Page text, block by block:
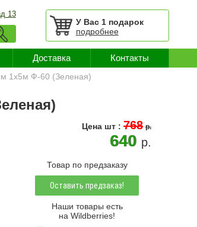
У Вас 1 подарок
подробнее
13
Доставка Контакты
1х5м Ф-60 (Зеленая)
Цена шт: 768 p.
640 p.
Товар по предзаказу
Оставить предзаказ!
Наши товары есть
на Wildberries!